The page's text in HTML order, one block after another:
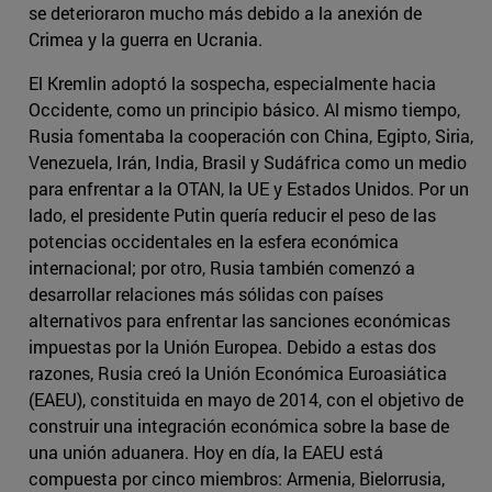
se deterioraron mucho más debido a la anexión de
Crimea y la guerra en Ucrania.
El Kremlin adoptó la sospecha, especialmente hacia
Occidente, como un principio básico. Al mismo tiempo,
Rusia fomentaba la cooperación con China, Egipto, Siria,
Venezuela, Irán, India, Brasil y Sudáfrica como un medio
para enfrentar a la OTAN, la UE y Estados Unidos. Por un
lado, el presidente Putin quería reducir el peso de las
potencias occidentales en la esfera económica
internacional; por otro, Rusia también comenzó a
desarrollar relaciones más sólidas con países
alternativos para enfrentar las sanciones económicas
impuestas por la Unión Europea. Debido a estas dos
razones, Rusia creó la Unión Económica Euroasiática
(EAEU), constituida en mayo de 2014, con el objetivo de
construir una integración económica sobre la base de
una unión aduanera. Hoy en día, la EAEU está
compuesta por cinco miembros: Armenia, Bielorrusia,